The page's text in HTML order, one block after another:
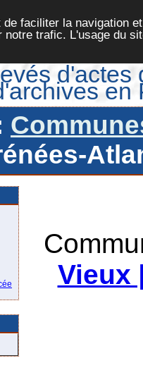
faciliter la navigation
notre trafic. L'usage du
d'actes
en
Vieux